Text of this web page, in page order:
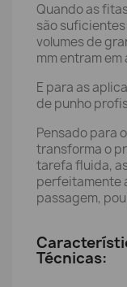
Quando as
são
volumes de
mm entram em
E para as
de punho
Pensado para
transforma o
tarefa fluida,
perfeitamente
passagem,
Técnicas: